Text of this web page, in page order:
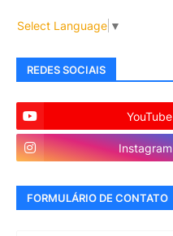
Select Language ▼
REDES SOCIAIS
YouTube
Instagram
FORMULÁRIO DE CONTATO